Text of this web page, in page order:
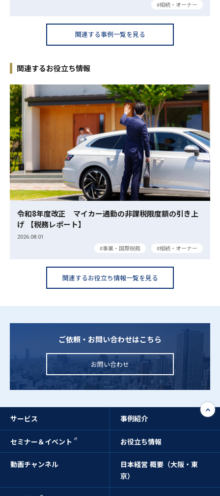
相続・オーナー
関連する事例一覧を見る
関連するお役立ち情報
令和8年度改正 マイカー通勤の非課税限度額の引き上
げ 【税務レポート】
2026.08.01
事業・国際税務 相続・オーナー
関連するお役立ち情報一覧を見る
ご依頼・お問い合わせはこちら
お問い合わせ
サービス 事例紹介
セミナー＆イベント お役立ち情報
動画チャンネル
日本経営 概要（大阪・東
京）